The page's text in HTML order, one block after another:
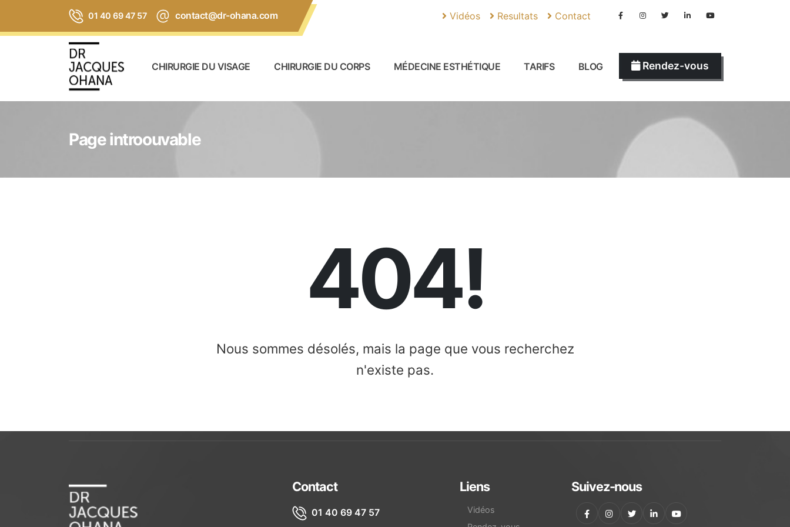
01 40 69 47 57 contact@dr-ohana.com Vidéos Resultats Contact
CHIRURGIE DU VISAGE CHIRURGIE DU CORPS MÉDECINE ESTHÉTIQUE TARIFS BLOG Rendez-vous
Page introouvable
404!
Nous sommes désolés, mais la page que vous recherchez
n'existe pas.
Contact
01 40 69 47 57
Liens
Vidéos
Suivez-nous